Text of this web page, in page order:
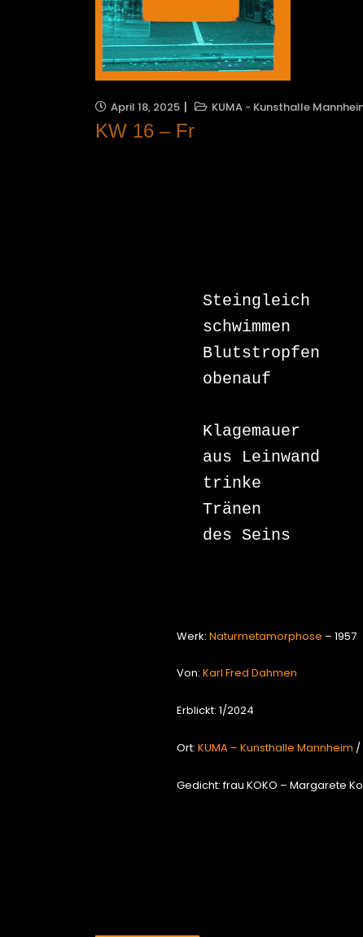
April 18, 2025 KUMA - Kunsthalle
KW 16 – Fr
Steingleich
schwimmen
Blutstropfen
obenauf
Klagemauer
aus Leinwand
trinke
Tränen
des Seins
Werk: Naturmetamorphose – 1957
Von: Karl Fred Dahmen
Erblickt: 1/2024
Ort: KUMA – Kunsthalle Mannheim /
Gedicht: frau KOKO – Margarete